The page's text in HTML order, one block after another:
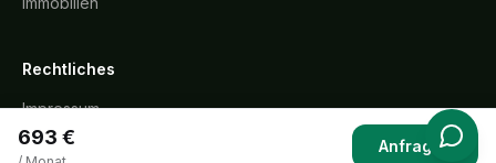
693 € Anfragen
Rechtliches
Impressum
Datenschutz